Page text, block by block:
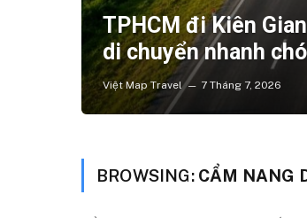
TPHCM đi Kiên
di chuyển nhanh
Việt Map Travel 7 Tháng 7, 2026
BROWSING: CẨM NANG